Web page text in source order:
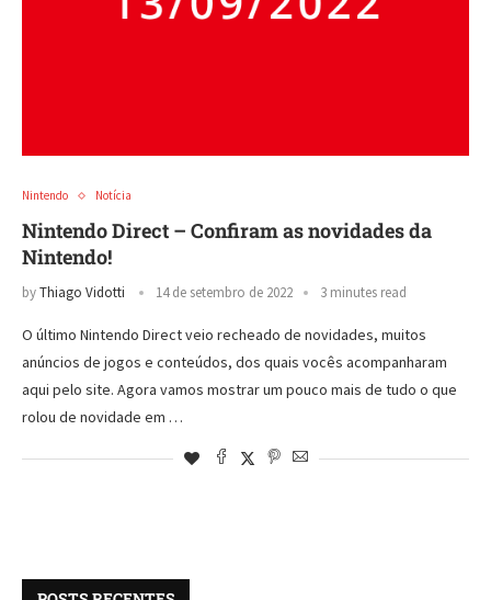
Nintendo Notícia
Nintendo Direct – Confiram as novidades da
Nintendo!
byThiago Vidotti 14 de setembro de 2022 3 minutes read
O último Nintendo Direct veio recheado de novidades, muitos
anúncios de jogos e conteúdos, dos quais vocês acompanharam
aqui pelo site. Agora vamos mostrar um pouco mais de tudo o que
rolou de novidade em …